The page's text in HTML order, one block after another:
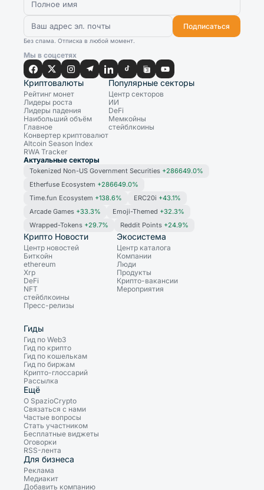
Подписаться
Без спама. Отписка в любой момент.
Мы в соцсетях
Криптовалюты
Рейтинг монет
Лидеры роста
Лидеры падения
Наибольший объём
Главное
Конвертер криптовалют
Altcoin Season Index
RWA Tracker
Популярные секторы
Центр секторов
ИИ
DeFi
Мемкойны
стейблкоины
Актуальные секторы
Tokenized Non-US Government Securities +286649.0%
Etherfuse Ecosystem +286649.0%
Time.fun Ecosystem +138.6% ERC20i +43.1%
Arcade Games +33.3% Emoji-Themed +32.3%
Wrapped-Tokens +29.7% Reddit Points +24.9%
Крипто Новости
Центр новостей
Биткойн
ethereum
Xrp
DeFi
NFT
стейблкоины
Пресс-релизы
Экосистема
Центр каталога
Компании
Люди
Продукты
Крипто-вакансии
Мероприятия
Гиды
Гид по Web3
Гид по крипто
Гид по кошелькам
Гид по биржам
Крипто-глоссарий
Рассылка
Ещё
О SpazioCrypto
Связаться с нами
Частые вопросы
Стать участником
Бесплатные виджеты
Оговорки
RSS-лента
Для бизнеса
Реклама
Медиакит
Добавить компанию